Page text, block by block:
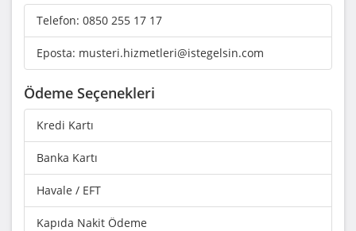
Telefon: 0850 255 17 17
Eposta: musteri.hizmetleri@istegelsin.com
Ödeme Seçenekleri
Kredi Kartı
Banka Kartı
Havale / EFT
Kapıda Nakit Ödeme